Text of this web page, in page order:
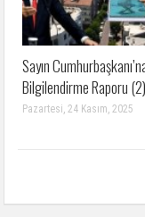
Sayın
Bilgilendirme Raporu (2)
Pazartesi, 24 Kasım, 2025